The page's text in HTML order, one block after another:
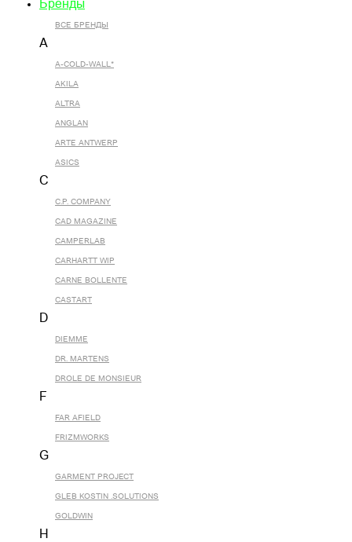
Бренды
ВСЕ БРЕНДЫ
A
A-COLD-WALL*
AKILA
ALTRA
ANGLAN
ARTE ANTWERP
ASICS
C
C.P. COMPANY
CAD MAGAZINE
CAMPERLAB
CARHARTT WIP
CARNE BOLLENTE
CASTART
D
DIEMME
DR. MARTENS
DROLE DE MONSIEUR
F
FAR AFIELD
FRIZMWORKS
G
GARMENT PROJECT
GLEB KOSTIN .SOLUTIONS
GOLDWIN
H